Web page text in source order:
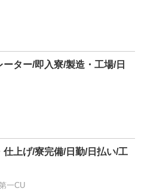
ーター/即入寮/製造・工場/日
上げ/寮完備/日勤/日払い/工
一CU